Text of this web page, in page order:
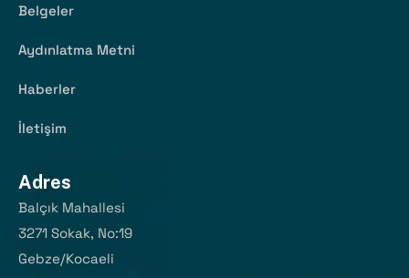
Belgeler
Aydınlatma Metni
Haberler
İletişim
Adres
Balçık Mahallesi
3271 Sokak, No:19
Gebze/Kocaeli